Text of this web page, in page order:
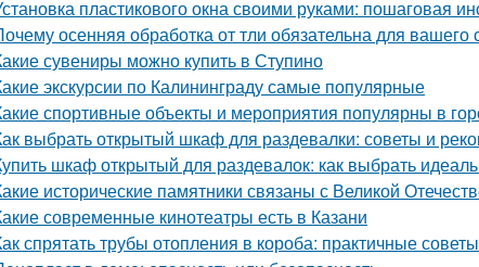
пластикового окна своими руками: пошаговая
осенняя обработка от тли обязательна для вашего
сувениры можно купить в Ступино
экскурсии по Калининграду самые популярные
спортивные объекты и мероприятия популярны в
выбрать открытый шкаф для раздевалки: советы и
шкаф открытый для раздевалок: как выбрать
исторические памятники связаны с Великой
современные кинотеатры есть в Казани
спрятать трубы отопления в короба: практичные